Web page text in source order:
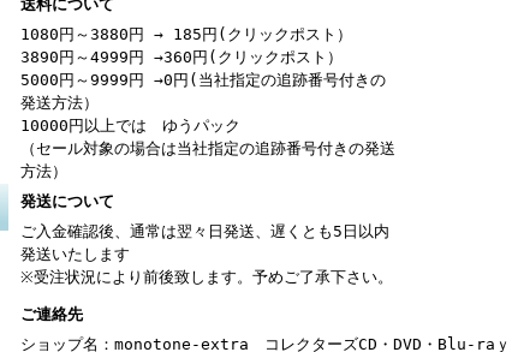
送料について
1080円～3880円 → 185円(クリックポスト）
3890円～4999円 →360円(クリックポスト）
5000円～9999円 →0円(当社指定の追跡番号付きの
発送方法）
10000円以上では ゆうパック
（セール対象の場合は当社指定の追跡番号付きの発送
方法）
発送について
ご入金確認後、通常は翌々日発送、遅くとも5日以内
発送いたします
※受注状況により前後致します。予めご了承下さい。
ご連絡先
ショップ名：monotone-extra コレクターズCD・DVD・Blu-raｙ